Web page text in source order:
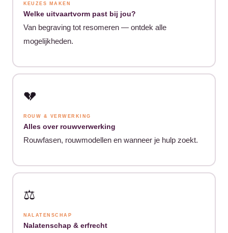
KEUZES MAKEN
Welke uitvaartvorm past bij jou?
Van begraving tot resomeren — ontdek alle
mogelijkheden.
💔
ROUW & VERWERKING
Alles over rouwverwerking
Rouwfasen, rouwmodellen en wanneer je hulp zoekt.
⚖️
NALATENSCHAP
Nalatenschap & erfrecht